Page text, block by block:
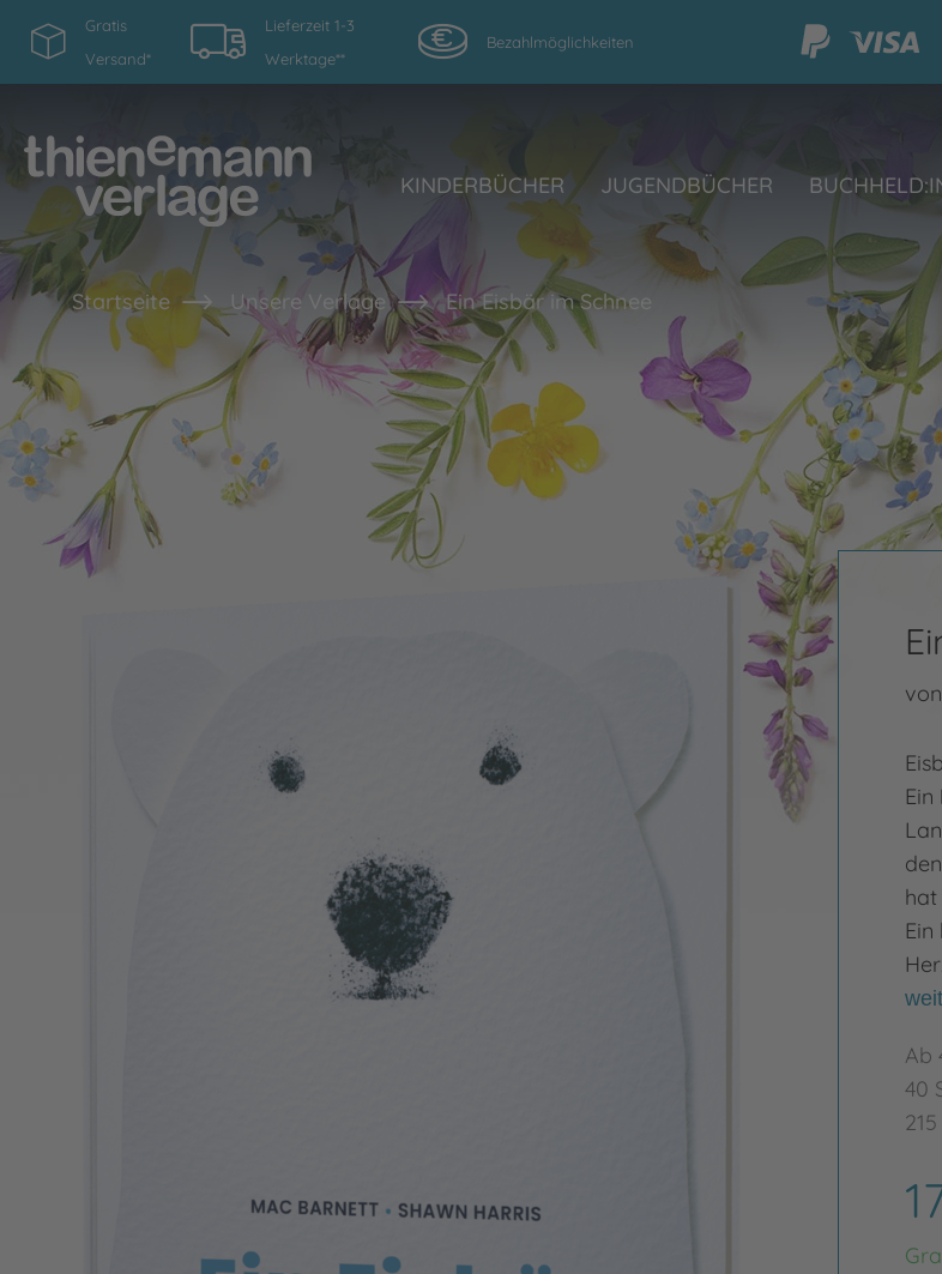
Gratis
Versand*
Lieferzeit 1-3
Werktage**
Bezahlmöglichkeiten
KINDERBÜCHER JUGENDBÜCHER
Startseite Unsere Verlage Ein Eisbär im Schnee
von
Ein
den
Ab
40